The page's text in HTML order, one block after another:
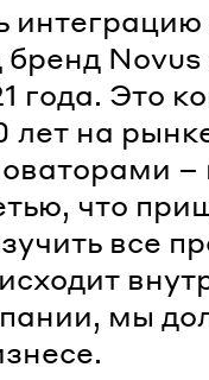
Novus
года. Это
лет на
–
что
все
мы